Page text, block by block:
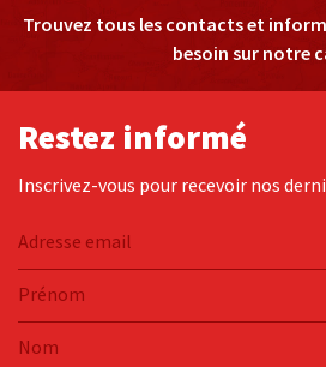
Trouvez tous les contacts et
besoin sur notre
Restez informé
Inscrivez-vous pour recevoir nos